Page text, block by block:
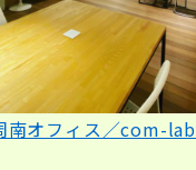
オフィス／com-lab